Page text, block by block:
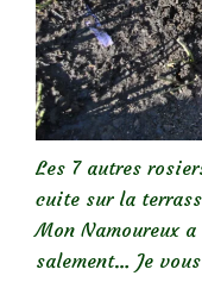
Les 7 autres
cuite sur la
Mon Namoureux
salement… Je